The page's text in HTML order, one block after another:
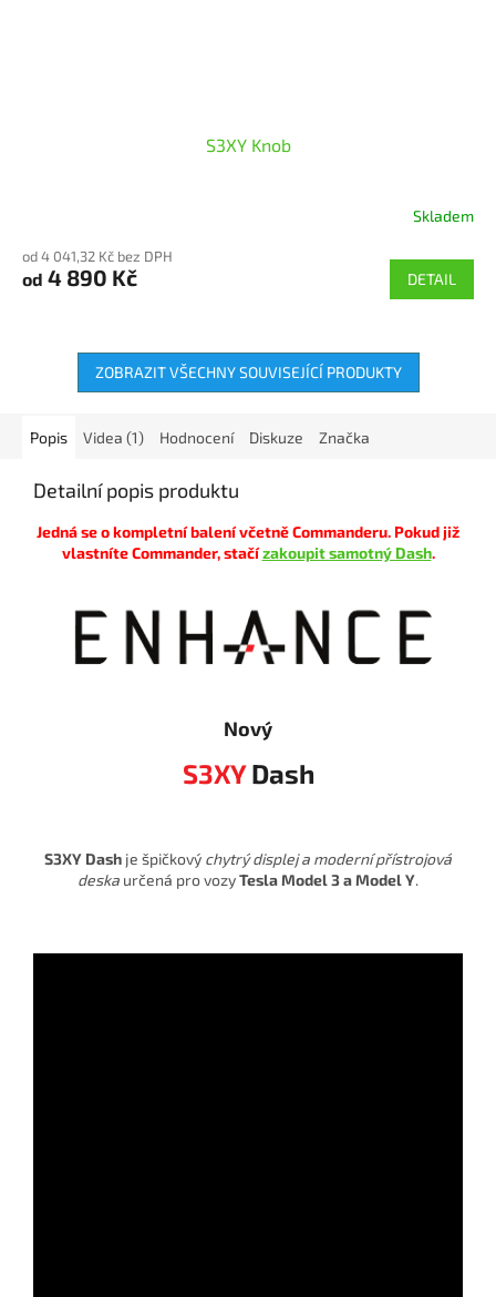
S3XY Knob
Skladem
od 4 041,32 Kč bez DPH
od 4 890 Kč DETAIL
ZOBRAZIT VŠECHNY SOUVISEJÍCÍ PRODUKTY
Popis Videa (1) Hodnocení Diskuze Značka
Detailní popis produktu
Jedná se o kompletní balení včetně Commanderu. Pokud již
vlastníte Commander, stačízakoupit samotný Dash.
Nový
S3XYDash
S3XY Dash je špičkový chytrý displej a moderní přístrojová
deska určená pro vozyTesla Model 3 a Model Y.